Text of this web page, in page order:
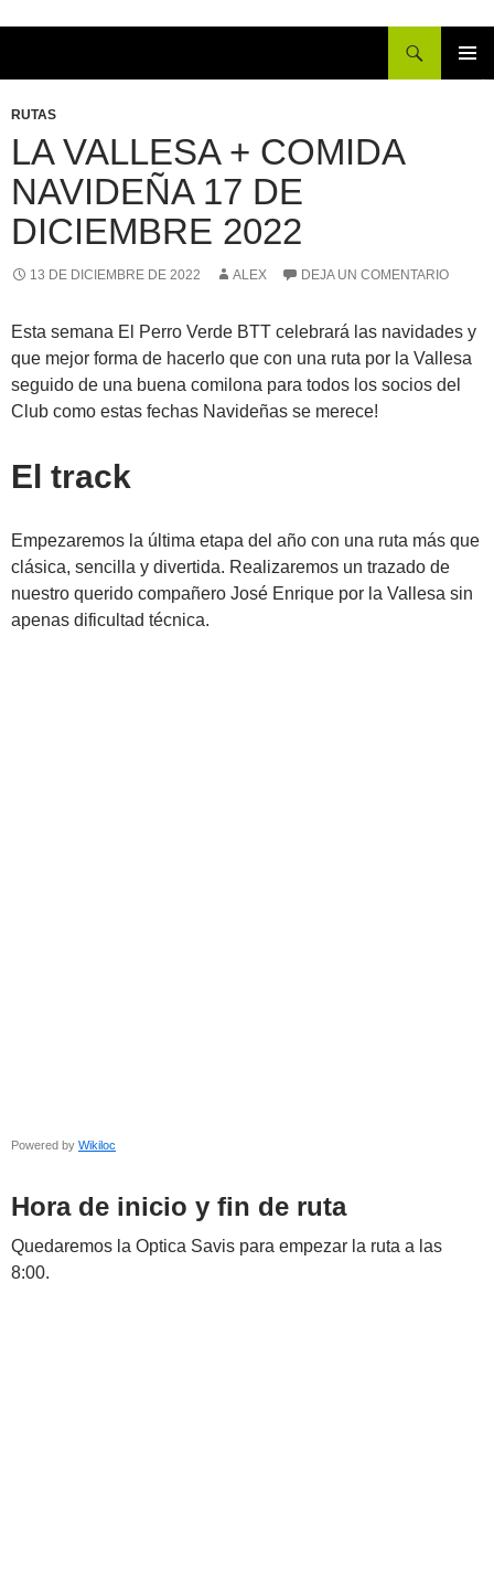
CONTENIDO
RUTAS
LA VALLESA + COMIDA
NAVIDEÑA 17 DE
DICIEMBRE 2022
13 DE DICIEMBRE DE 2022 ALEX DEJA UN COMENTARIO
Esta semana El Perro Verde BTT celebrará las navidades y
que mejor forma de hacerlo que con una ruta por la Vallesa
seguido de una buena comilona para todos los socios del
Club como estas fechas Navideñas se merece!
El track
Empezaremos la última etapa del año con una ruta más que
clásica, sencilla y divertida. Realizaremos un trazado de
nuestro querido compañero José Enrique por la Vallesa sin
apenas dificultad técnica.
Powered by Wikiloc
Hora de inicio y fin de ruta
Quedaremos la Optica Savis para empezar la ruta a las
8:00.